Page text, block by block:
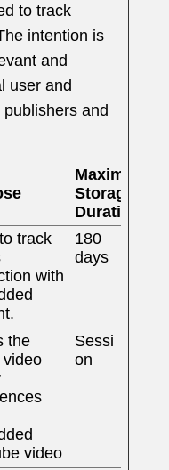
to track
intention is
and
user and
and
Maximum
Storage
Duration
track
with
180
days
the
video
video
Sessi
on